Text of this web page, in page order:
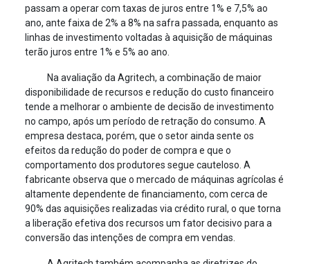
passam a operar com taxas de juros entre 1% e 7,5% ao
ano, ante faixa de 2% a 8% na safra passada, enquanto as
linhas de investimento voltadas à aquisição de máquinas
terão juros entre 1% e 5% ao ano.
Na avaliação da Agritech, a combinação de maior
disponibilidade de recursos e redução do custo financeiro
tende a melhorar o ambiente de decisão de investimento
no campo, após um período de retração do consumo. A
empresa destaca, porém, que o setor ainda sente os
efeitos da redução do poder de compra e que o
comportamento dos produtores segue cauteloso. A
fabricante observa que o mercado de máquinas agrícolas é
altamente dependente de financiamento, com cerca de
90% das aquisições realizadas via crédito rural, o que torna
a liberação efetiva dos recursos um fator decisivo para a
conversão das intenções de compra em vendas.